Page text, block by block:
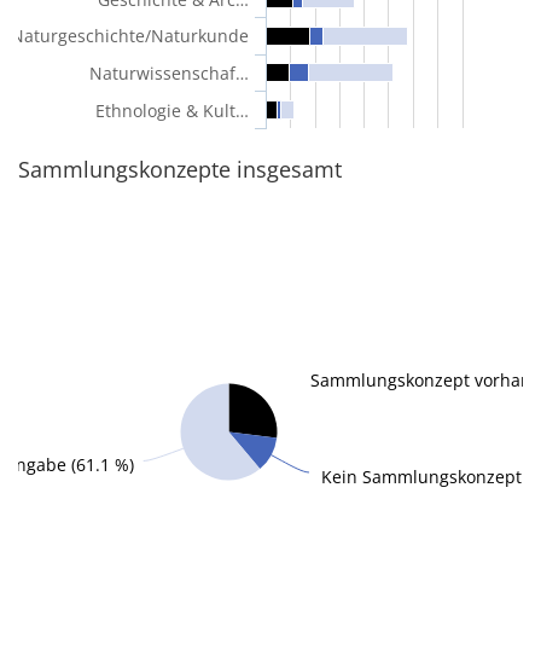
Naturgeschichte/Naturkunde
Naturwissenschaf…
Ethnologie & Kult…
Sammlungskonzepte insgesamt
Sammlungskonzept
Kein Sammlungskonzept
(61.1 %)